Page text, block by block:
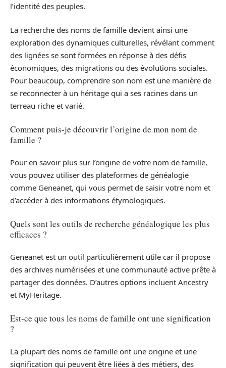
l’identité des peuples.
La recherche des noms de famille devient ainsi une
exploration des dynamiques culturelles, révélant comment
des lignées se sont formées en réponse à des défis
économiques, des migrations ou des évolutions sociales.
Pour beaucoup, comprendre son nom est une manière de
se reconnecter à un héritage qui a ses racines dans un
terreau riche et varié.
Comment puis-je découvrir l’origine de mon nom de
famille ?
Pour en savoir plus sur l’origine de votre nom de famille,
vous pouvez utiliser des plateformes de généalogie
comme Geneanet, qui vous permet de saisir votre nom et
d’accéder à des informations étymologiques.
Quels sont les outils de recherche généalogique les plus
efficaces ?
Geneanet est un outil particulièrement utile car il propose
des archives numérisées et une communauté active prête à
partager des données. D’autres options incluent Ancestry
et MyHeritage.
Est-ce que tous les noms de famille ont une signification
?
La plupart des noms de famille ont une origine et une
signification qui peuvent être liées à des métiers, des